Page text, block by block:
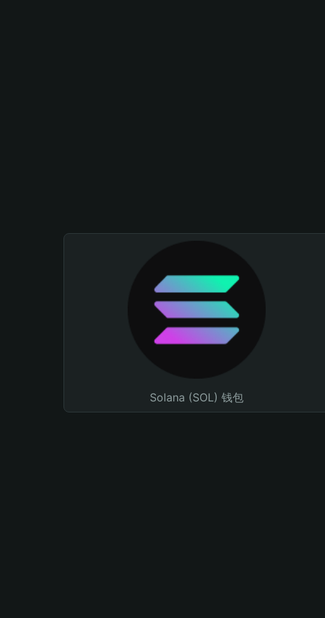
Solana (SOL) 钱包